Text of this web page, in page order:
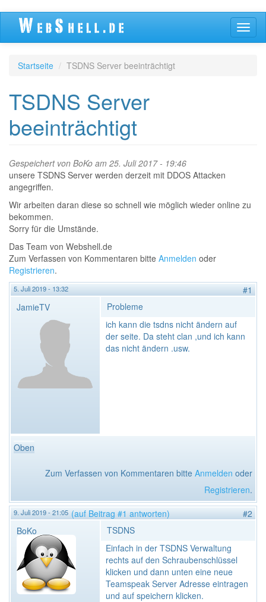
Direkt
Inhalt
Startseite TSDNS Server beeinträchtigt
TSDNS Server
beeinträchtigt
Gespeichert von BoKo am 25. Juli 2017 - 19:46
unsere TSDNS Server werden derzeit mit DDOS Attacken
angegriffen.
Wir arbeiten daran diese so schnell wie möglich wieder online zu
bekommen.
Sorry für die Umstände.
Das Team von Webshell.de
Zum Verfassen von Kommentaren bitte Anmelden oder
Registrieren.
5. Juli 2019 - 13:32
#1
JamieTV
Probleme
ich kann die tsdns nicht ändern auf
der seite. Da steht clan ,und ich kann
das nicht ändern .usw.
Oben
Zum Verfassen von Kommentaren bitte Anmelden oder
Registrieren.
9. Juli 2019 - 21:05 (auf Beitrag #1 antworten)
#2
BoKo
TSDNS
Einfach in der TSDNS Verwaltung
rechts auf den Schraubenschlüssel
klicken und dann unten eine neue
Teamspeak Server Adresse eintragen
und auf speichern klicken.